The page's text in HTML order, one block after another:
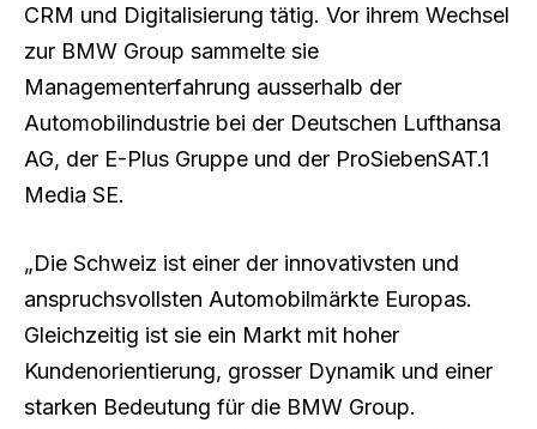
CRM und Digitalisierung tätig. Vor ihrem Wechsel
zur BMW Group sammelte sie
Managementerfahrung ausserhalb der
Automobilindustrie bei der Deutschen Lufthansa
AG, der E-Plus Gruppe und der ProSiebenSAT.1
Media SE.
„Die Schweiz ist einer der innovativsten und
anspruchsvollsten Automobilmärkte Europas.
Gleichzeitig ist sie ein Markt mit hoher
Kundenorientierung, grosser Dynamik und einer
starken Bedeutung für die BMW Group.